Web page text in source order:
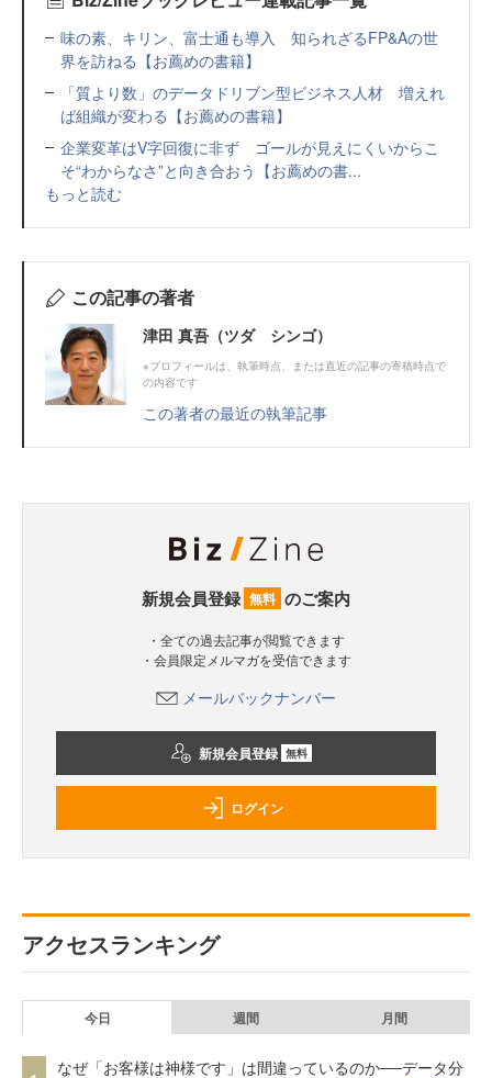
味の素、キリン、富士通も導入 知られざるFP&Aの世
界を訪ねる【お薦めの書籍】
「質より数」のデータドリブン型ビジネス人材 増えれ
ば組織が変わる【お薦めの書籍】
企業変革はV字回復に非ず ゴールが見えにくいからこ
そ“わからなさ”と向き合おう【お薦めの書...
もっと読む
この記事の著者
津田 真吾（ツダ シンゴ）
※プロフィールは、執筆時点、または直近の記事の寄稿時点で
の内容です
この著者の最近の執筆記事
新規会員登録 無料 のご案内
・全ての過去記事が閲覧できます
・会員限定メルマガを受信できます
メールバックナンバー
新規会員登録 無料
ログイン
アクセスランキング
今日 週間 月間
なぜ「お客様は神様です」は間違っているのか──データ分